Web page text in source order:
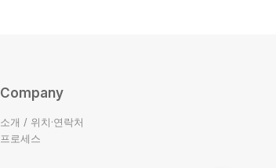
Company
소개 / 위치·연락처
프로세스